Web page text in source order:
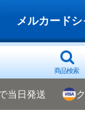
メルカード
商品検索
当日発送